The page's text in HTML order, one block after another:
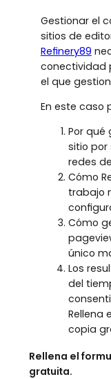
Gestionar el
sitios de
Refinery89
conectividad
el que
En este caso
Por qué
sitio por
redes
Cómo
trabajo
Cómo
único
Los
del
Rellena
copia
Rellena el
gratuita.